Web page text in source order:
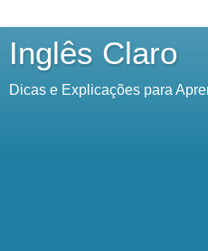
Inglês Claro
Dicas e Explicações para